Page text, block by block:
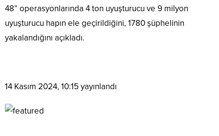
48” operasyonlarında 4 ton uyuşturucu ve 9 milyon
uyuşturucu hapın ele geçirildiğini, 1780 şüphelinin
yakalandığını açıkladı.
14 Kasım 2024, 10:15 yayınlandı